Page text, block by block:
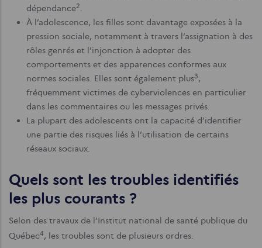
dépendance2.
À l’adolescence, les filles sont davantage exposées à la
pression sociale, notamment à travers l’assignation à des
rôles genrés et l’injonction à adopter des
comportements et des apparences conformes aux
normes sociales. Elles sont également plus3,
fréquemment victimes de cyberviolences en particulier
dans les commentaires ou les messages privés.
La plupart des adolescents ont la capacité d’identifier
une partie des risques liés à l’utilisation de certains
réseaux sociaux.
Quels sont les troubles identifiés
les plus courants ?
Selon des travaux de l’Institut national de santé publique du
Québec4, les troubles sont de plusieurs ordres.